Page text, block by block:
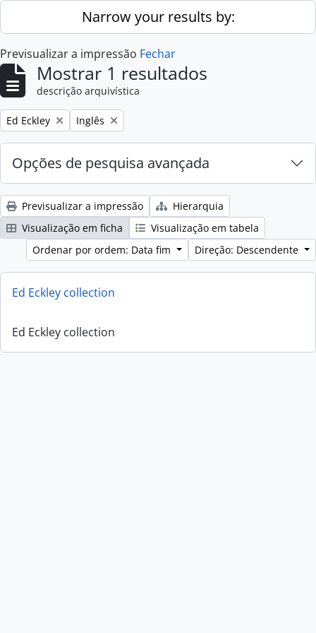
Skip to main contentNarrow your results by:
Previsualizar a impressão Fechar
Mostrar 1 resultados
descrição arquivística
Remove filter:
Ed Eckley Remove filter:
Inglês
Opções de pesquisa avançada
Previsualizar a impressão
Hierarquia
Visualização em ficha
Visualização em tabela
Ordenar por ordem: Data fim
Direção: Descendente
Ed Eckley collection
Ed Eckley collection